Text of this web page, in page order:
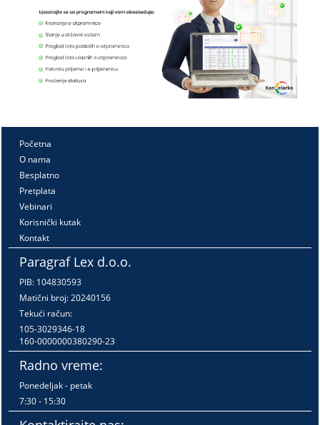
Početna
O nama
Besplatno
Pretplata
Vebinari
Korisnički kutak
Kontakt
Paragraf Lex d.o.o.
PIB: 104830593
Matični broj: 20240156
Tekući račun:
105-3029346-18
160-0000000380290-23
Radno vreme:
Ponedeljak - petak
7:30 - 15:30